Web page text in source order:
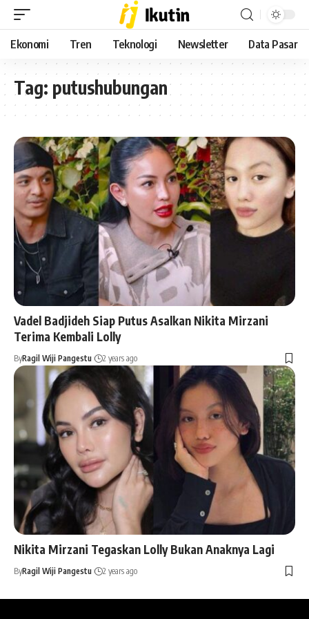
Ekonomi Tren Teknologi Newsletter Data Pasar
Tag: putushubungan
Vadel Badjideh Siap Putus Asalkan Nikita Mirzani
Terima Kembali Lolly
ByRagil Wiji Pangestu 2 years ago
Nikita Mirzani Tegaskan Lolly Bukan Anaknya Lagi
ByRagil Wiji Pangestu 2 years ago